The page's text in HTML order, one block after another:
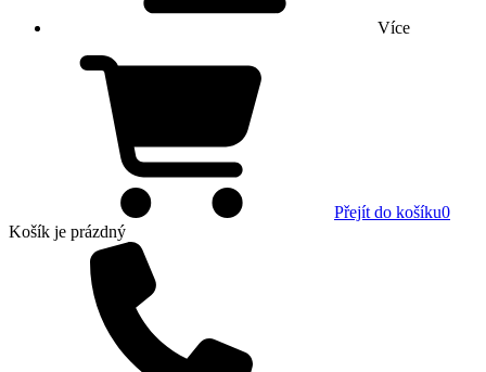
Více
Přejít do košíku0
Košík je prázdný